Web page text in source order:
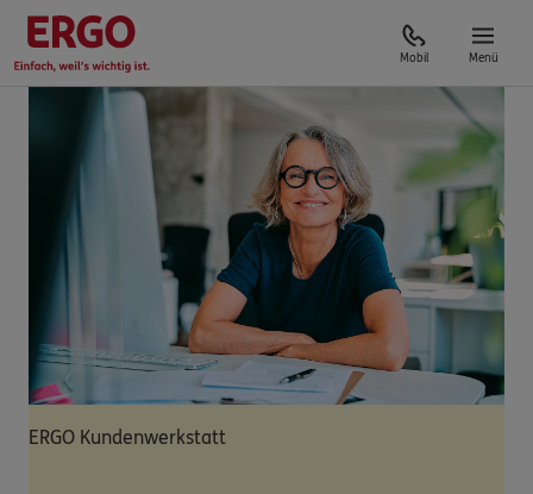
Mobil Menü
ERGO Kundenwerkstatt